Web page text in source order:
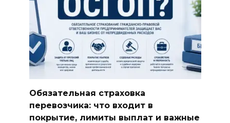
Обязательная страховка
перевозчика: что входит в
покрытие, лимиты выплат и важные